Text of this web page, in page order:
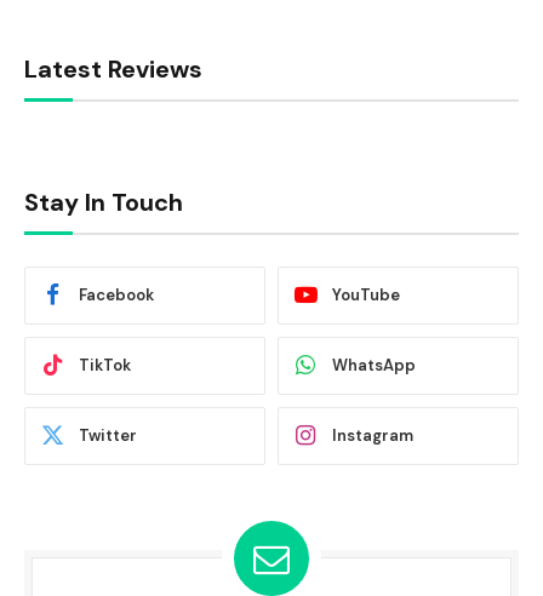
Latest Reviews
Stay In Touch
Facebook YouTube
TikTok WhatsApp
Twitter Instagram